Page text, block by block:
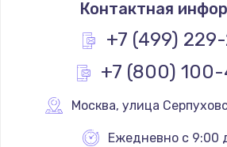
1200 руб.
Заказать
Замена реле
Контактная
+7 (499)
+7 (800)
Москва, улица
Ежедневно с 9:00